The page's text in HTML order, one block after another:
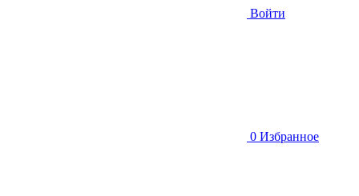
Войти
0 Избранное